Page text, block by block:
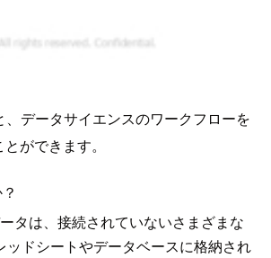
、データサイエンスのワークフローを
ができます。
タは、接続されていないさまざまな
ッドシートやデータベースに格納され